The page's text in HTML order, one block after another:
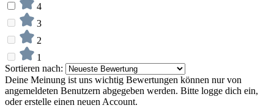
4
3
2
1
Sortieren nach:
Deine Meinung ist uns wichtig Bewertungen können nur von
angemeldeten Benutzern abgegeben werden. Bitte logge dich ein,
oder erstelle einen neuen Account.